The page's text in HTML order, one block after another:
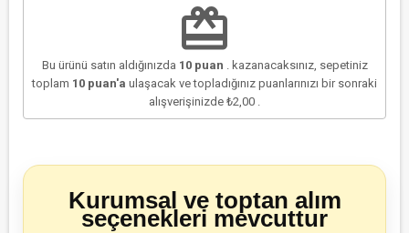
redeem
Bu ürünü satın aldığınızda 10puan . kazanacaksınız, sepetiniz
toplam 10 puan'a ulaşacak ve topladığınız puanlarınızı bir sonraki
alışverişinizde ₺2,00
Kurumsal ve toptan alım
seçenekleri mevcuttur